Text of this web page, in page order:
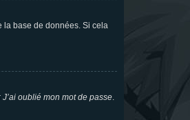
la base de données. Si cela
J’ai oublié mon mot de passe.